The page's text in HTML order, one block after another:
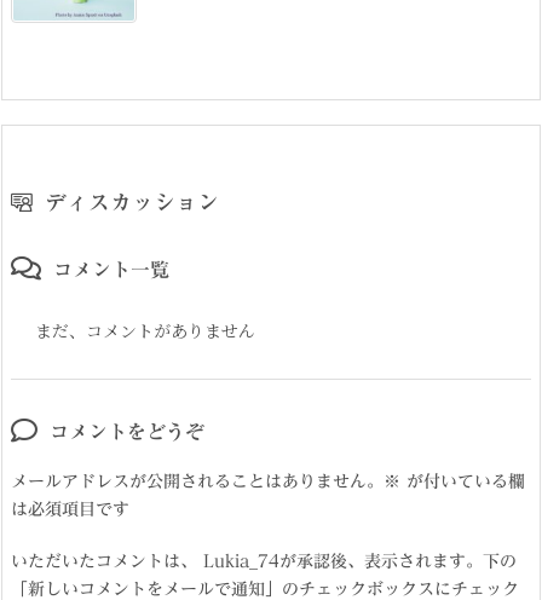
ディスカッション
コメント一覧
まだ、コメントがありません
コメントをどうぞ
メールアドレスが公開されることはありません。 ※ が付いている欄
は必須項目です
いただいたコメントは、 Lukia_74が承認後、表示されます。下の
「新しいコメントをメールで通知」のチェックボックスにチェック